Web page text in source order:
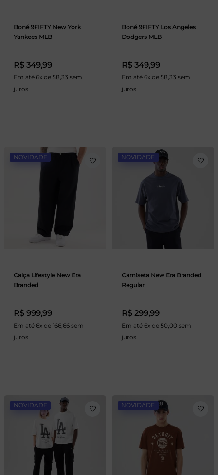
Boné 9FIFTY New York
Yankees MLB
R$ 349,99
Em até 6x de 58,33 sem
juros
Boné 9FIFTY Los Angeles
Dodgers MLB
R$ 349,99
Em até 6x de 58,33 sem
juros
NOVIDADE
Calça Lifestyle New Era
Branded
R$ 999,99
Em até 6x de 166,66 sem
juros
NOVIDADE
Camiseta New Era Branded
Regular
R$ 299,99
Em até 6x de 50,00 sem
juros
NOVIDADE NOVIDADE